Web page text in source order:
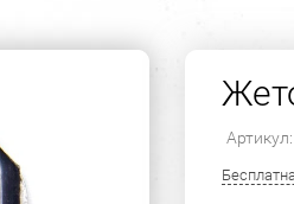
Артикул: